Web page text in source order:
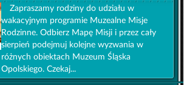
Zapraszamy rodziny do udziału w
wakacyjnym programie Muzealne Misje
Rodzinne. Odbierz Mapę Misji i przez cały
sierpień podejmuj kolejne wyzwania w
różnych obiektach Muzeum Śląska
Opolskiego. Czekaj...